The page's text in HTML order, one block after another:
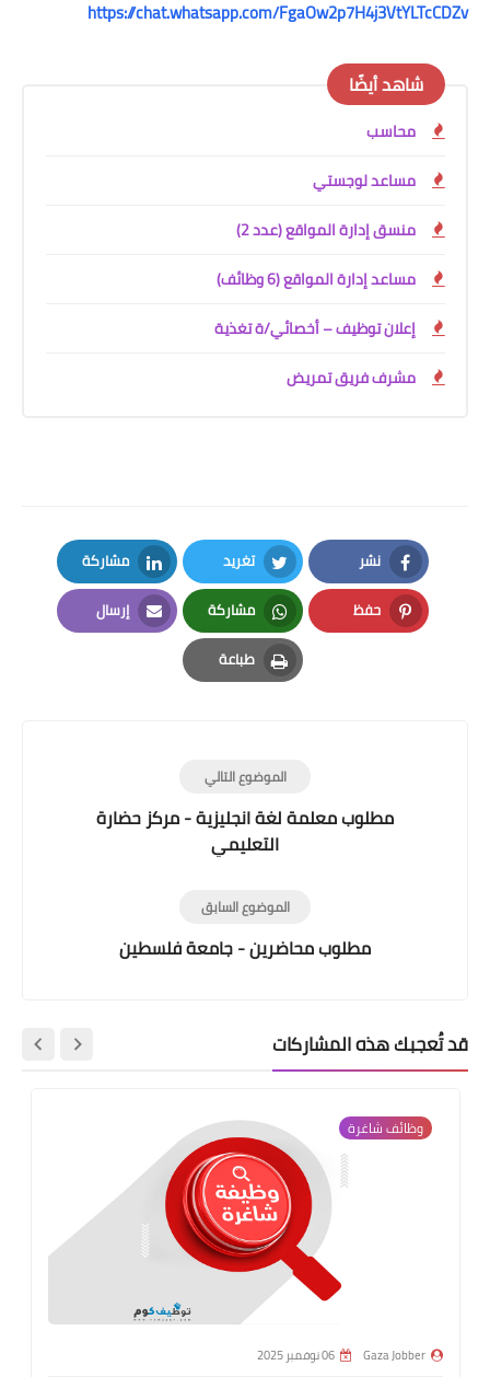
https://chat.whatsapp.com/FgaOw2p7H4j3VtYLTcCDZv
شاهد أيضًا
محاسب
مساعد لوجستي
منسق إدارة المواقع (عدد 2)
مساعد إدارة المواقع (6 وظائف)
إعلان توظيف – أخصائي/ة تغذية
مشرف فريق تمريض
نشر
Facebook
تغريد
Twitter
مشاركة
LinkedIn
حفظ
Pinterest
مشاركة
Whatsapp
إرسال
Email
طباعة
Print
الموضوع التالي
مطلوب معلمة لغة انجليزية - مركز حضارة
التعليمي
الموضوع السابق
مطلوب محاضرين - جامعة فلسطين
قد تُعجبك هذه المشاركات
وظائف شاغرة
Gaza Jobber 06 نوفمبر 2025